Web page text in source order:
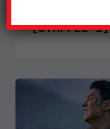
[STAFFEL 1]